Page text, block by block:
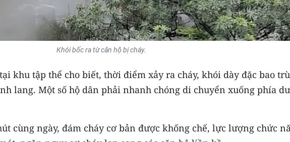
Khói bốc ra từ căn hộ bị cháy.
khu tập thể cho biết, thời điểm xảy ra cháy, khói dày đặc bao
lang. Một số hộ dân phải nhanh chóng di chuyển xuống phía
cùng ngày, đám cháy cơ bản được khống chế, lực lượng chức